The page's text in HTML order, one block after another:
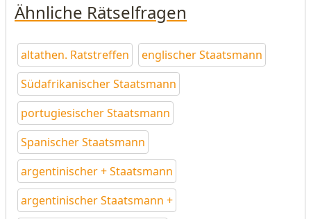
Ähnliche Rätselfragen
altathen. Ratstreffen
englischer Staatsmann
Südafrikanischer Staatsmann
portugiesischer Staatsmann
Spanischer Staatsmann
argentinischer + Staatsmann
argentinischer Staatsmann +